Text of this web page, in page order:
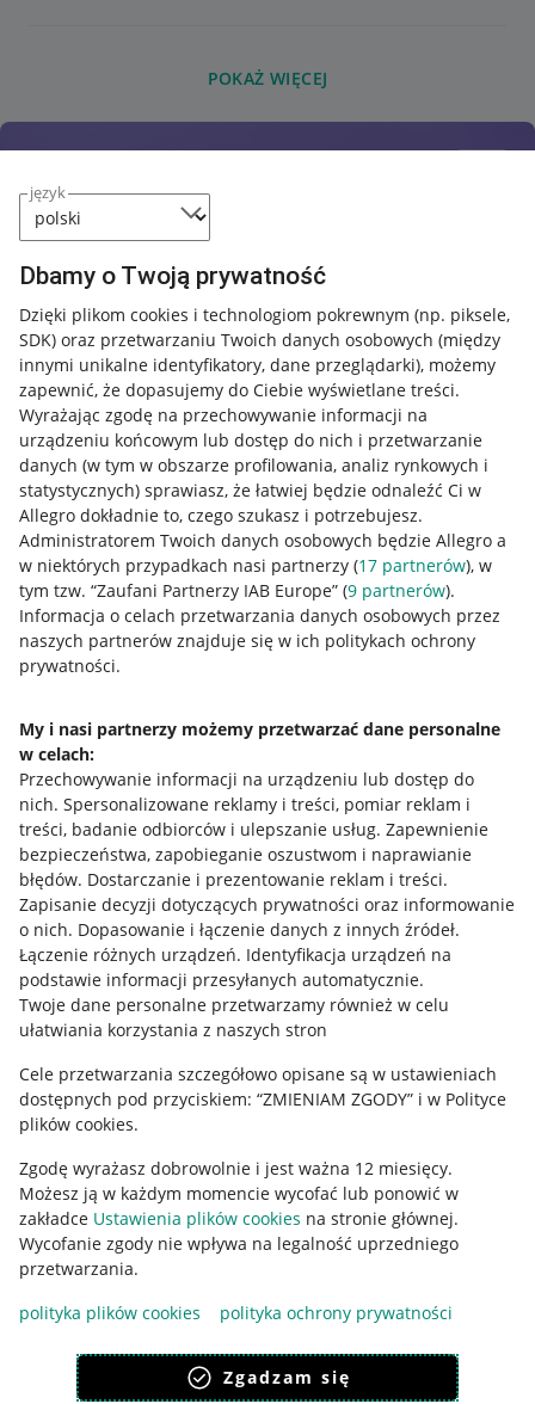
język
Dbamy o Twoją prywatność
Dzięki plikom cookies i technologiom pokrewnym (np. piksele,
SDK) oraz przetwarzaniu Twoich danych osobowych (między
innymi unikalne identyfikatory, dane przeglądarki), możemy
zapewnić, że dopasujemy do Ciebie wyświetlane treści.
Wyrażając zgodę na przechowywanie informacji na
urządzeniu końcowym lub dostęp do nich i przetwarzanie
danych (w tym w obszarze profilowania, analiz rynkowych i
statystycznych) sprawiasz, że łatwiej będzie odnaleźć Ci w
Allegro dokładnie to, czego szukasz i potrzebujesz.
Administratorem Twoich danych osobowych będzie Allegro a
w niektórych przypadkach nasi partnerzy (17 partnerów), w
tym tzw. “Zaufani Partnerzy IAB Europe” (9 partnerów).
Informacja o celach przetwarzania danych osobowych przez
naszych partnerów znajduje się w ich politykach ochrony
prywatności.
My i nasi partnerzy możemy przetwarzać dane personalne
w celach:
Przechowywanie informacji na urządzeniu lub dostęp do
nich. Spersonalizowane reklamy i treści, pomiar reklam i
treści, badanie odbiorców i ulepszanie usług. Zapewnienie
bezpieczeństwa, zapobieganie oszustwom i naprawianie
błędów. Dostarczanie i prezentowanie reklam i treści.
Zapisanie decyzji dotyczących prywatności oraz informowanie
o nich. Dopasowanie i łączenie danych z innych źródeł.
Łączenie różnych urządzeń. Identyfikacja urządzeń na
podstawie informacji przesyłanych automatycznie.
Twoje dane personalne przetwarzamy również w celu
ułatwiania korzystania z naszych stron
Cele przetwarzania szczegółowo opisane są w ustawieniach
dostępnych pod przyciskiem: “ZMIENIAM ZGODY” i w Polityce
plików cookies.
Zgodę wyrażasz dobrowolnie i jest ważna 12 miesięcy.
Możesz ją w każdym momencie wycofać lub ponowić w
zakładce Ustawienia plików cookies na stronie głównej.
Wycofanie zgody nie wpływa na legalność uprzedniego
przetwarzania.
polityka plików cookies
polityka ochrony prywatności
Zgadzam się
POKAŻ WIĘCEJ
Przydatne informacje
Jak to działa
Allegro Gadane dla sprzedających
Allegro Gadane dla kupujących
Mapa miejscowości
Informacje prawne
Regulamin
Polityka plików "cookies"
Ustawienia plików "cookies"
Udostępnianie lokalizacji
Informacje dla Aktu o Usługach Cyfrowych
Pobierz aplikację